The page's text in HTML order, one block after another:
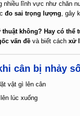
nhiều lĩnh vực như chăn
đo sai trọng lượng, gây
không? Hay có thể
vấn đề và biết cách xử
cân bị nhảy
vật gì lên cân
lúc xuống